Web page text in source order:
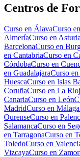
Centros de
Curso en ÁlavaCurso en
AlmeríaCurso en
BarcelonaCurso en
en CantabriaCurso en
CórdobaCurso en
en GuadalajaraCurso en
HuescaCurso en Islas
CoruñaCurso en La
CanariaCurso en León
MadridCurso en Málaga
OurenseCurso en
SalamancaCurso en
en TarragonaCurso en
ToledoCurso en
VizcayaCurso en